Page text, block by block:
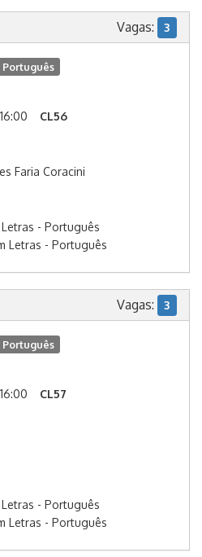
Vagas: 3
Português
CL56
Faria Coracini
- Português
Letras - Português
Vagas: 3
Português
CL57
- Português
Letras - Português